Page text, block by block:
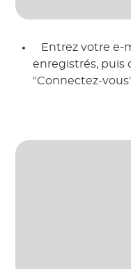
Entrez votre e-
enregistrés, puis
"Connectez-